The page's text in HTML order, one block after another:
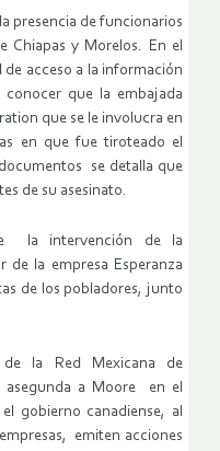
presencia de funcionarios
Chiapas y Morelos. En el
acceso a la información
que la embajada
que se le involucra en
en que fue tiroteado el
se detalla que
de su asesinato.
la intervención de la
de la empresa Esperanza
de los pobladores, junto
la Red Mexicana de
asegunda a Moore en el
gobierno canadiense, al
emiten acciones